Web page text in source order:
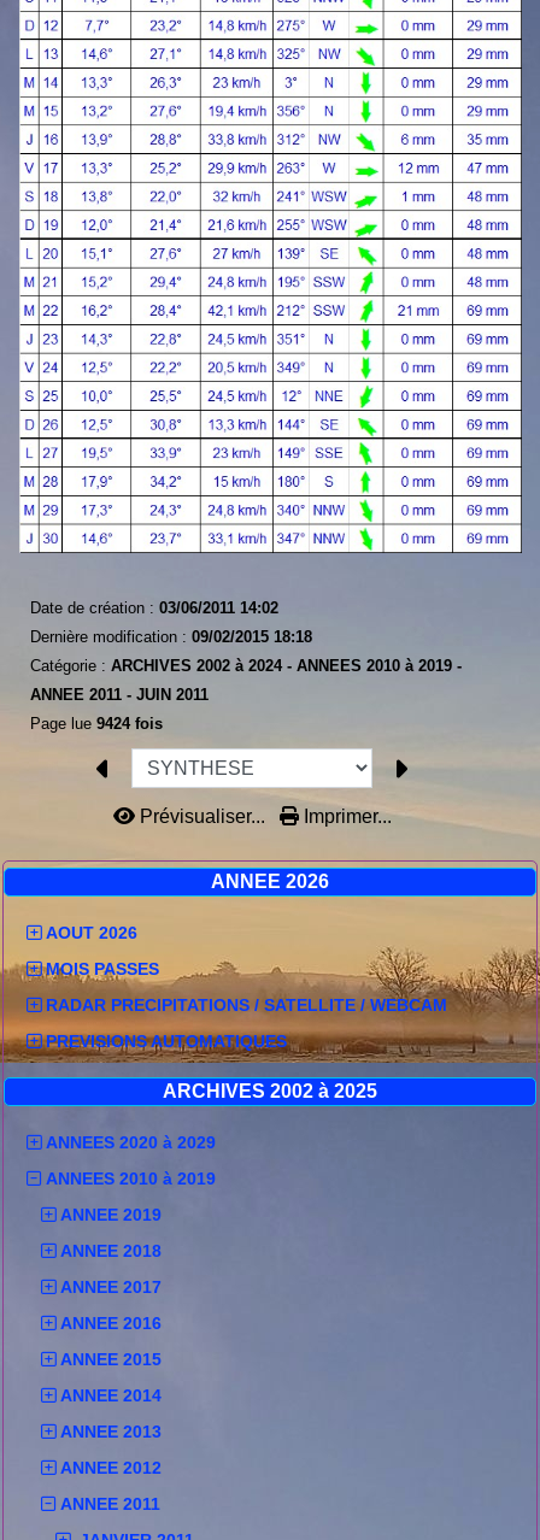
ANNEE 2026
AOUT 2026
MOIS PASSES
RADAR PRECIPITATIONS / SATELLITE / WEBCAM
PREVISIONS AUTOMATIQUES
ARCHIVES 2002 à 2025
ANNEES 2020 à 2029
ANNEES 2010 à 2019
ANNEE 2019
ANNEE 2018
ANNEE 2017
ANNEE 2016
ANNEE 2015
ANNEE 2014
ANNEE 2013
ANNEE 2012
ANNEE 2011
Date de création : 03/06/2011 14:02
Dernière modification : 09/02/2015 18:18
Catégorie : ARCHIVES 2002 à 2024 - ANNEES 2010 à 2019 -
ANNEE 2011 - JUIN 2011
Page lue 9424 fois
Prévisualiser... Imprimer...